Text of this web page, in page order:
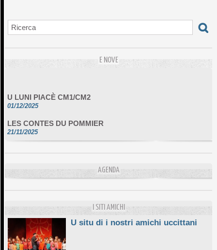
E NOVE
U LUNI PIACÈ CM1/CM2
01/12/2025
21/11/2025
Spassighjata in Bastia, trà mare è monti ! CE1, 2024
COULISSES DES REPETITIONS "A GALEOTTA...VENTU IN
POPPA"
23/06/2024
AGENDA
I SITI AMICHI
U situ di i nostri amichi uccittani